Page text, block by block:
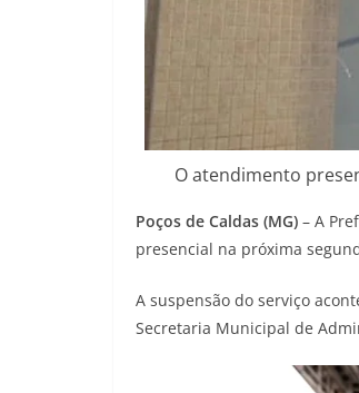
O atendimento
Poços de Caldas (MG) – A
presencial na próxima
A suspensão do serviço
Secretaria Municipal de